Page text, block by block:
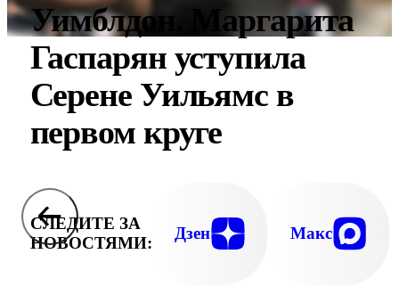
Уимблдон. Маргарита
Гаспарян уступила
Серене Уильямс в
первом круге
СЛЕДИТЕ ЗА
НОВОСТЯМИ:
Дзен Макс